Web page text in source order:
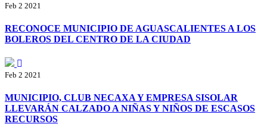
Feb 2 2021
RECONOCE MUNICIPIO DE AGUASCALIENTES A LOS
BOLEROS DEL CENTRO DE LA CIUDAD
Feb 2 2021
MUNICIPIO, CLUB NECAXA Y EMPRESA SISOLAR
LLEVARÁN CALZADO A NIÑAS Y NIÑOS DE ESCASOS
RECURSOS